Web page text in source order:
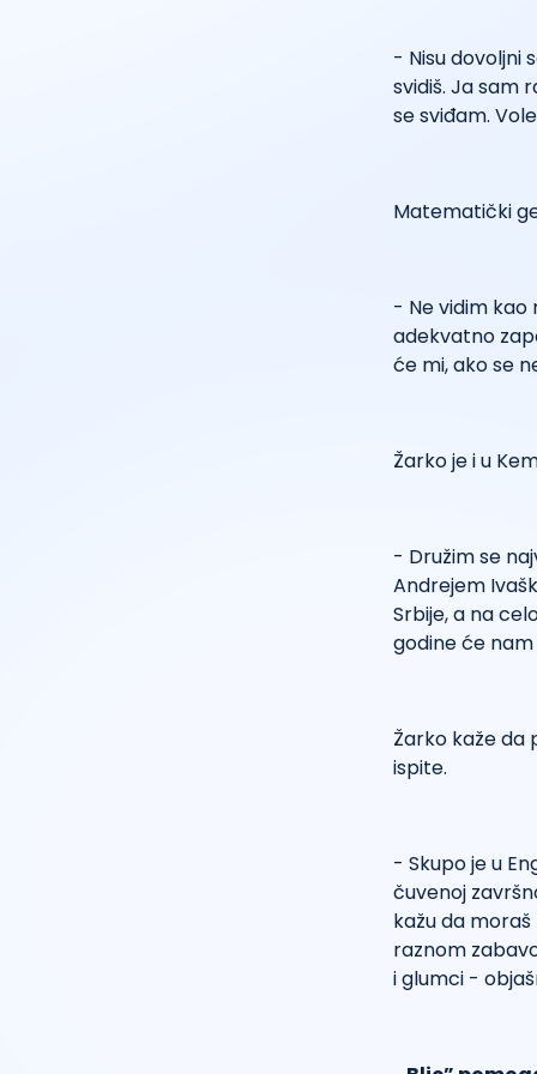
- Nisu dovoljni
svidiš. Ja sam
se sviđam.
Matematički
- Ne vidim kao
adekvatno
će mi, ako se
Žarko je i u
- Družim se
Andrejem
Srbije, a na
godine će
Žarko kaže da
ispite.
- Skupo je u
čuvenoj
kažu da
raznom
i glumci -